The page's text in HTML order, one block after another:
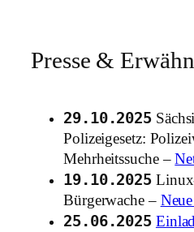
Presse &
29.10.2025
Polizeigesetz:
Mehrheitssuche –
19.10.2025
Bürgerwache –
25.06.2025